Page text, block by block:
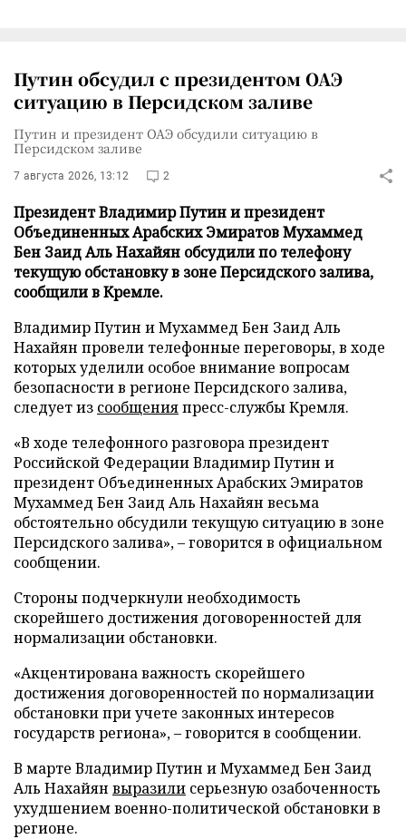
Путин обсудил с президентом ОАЭ
ситуацию в Персидском заливе
Путин и президент ОАЭ обсудили ситуацию в
Персидском заливе
7 августа 2026, 13:12 2
Президент Владимир Путин и президент
Объединенных Арабских Эмиратов Мухаммед
Бен Заид Аль Нахайян обсудили по телефону
текущую обстановку в зоне Персидского залива,
сообщили в Кремле.
Владимир Путин и Мухаммед Бен Заид Аль
Нахайян провели телефонные переговоры, в ходе
которых уделили особое внимание вопросам
безопасности в регионе Персидского залива,
следует из сообщенияпресс-службы Кремля.
«В ходе телефонного разговора президент
Российской Федерации Владимир Путин и
президент Объединенных Арабских Эмиратов
Мухаммед Бен Заид Аль Нахайян весьма
обстоятельно обсудили текущую ситуацию в зоне
Персидского залива», – говорится в официальном
сообщении.
Стороны подчеркнули необходимость
скорейшего достижения договоренностей для
нормализации обстановки.
«Акцентирована важность скорейшего
достижения договоренностей по нормализации
обстановки при учете законных интересов
государств региона», – говорится в сообщении.
В марте Владимир Путин и Мухаммед Бен Заид
Аль Нахайян выразили серьезную озабоченность
ухудшением военно-политической обстановки в
регионе.